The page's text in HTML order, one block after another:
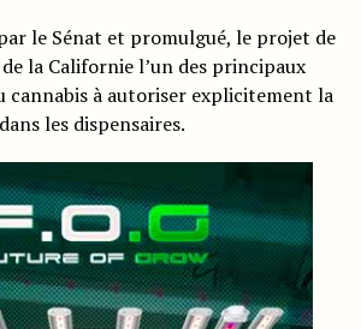
le Sénat et promulgué, le projet de
la Californie l’un des principaux
cannabis à autoriser explicitement la
les dispensaires.